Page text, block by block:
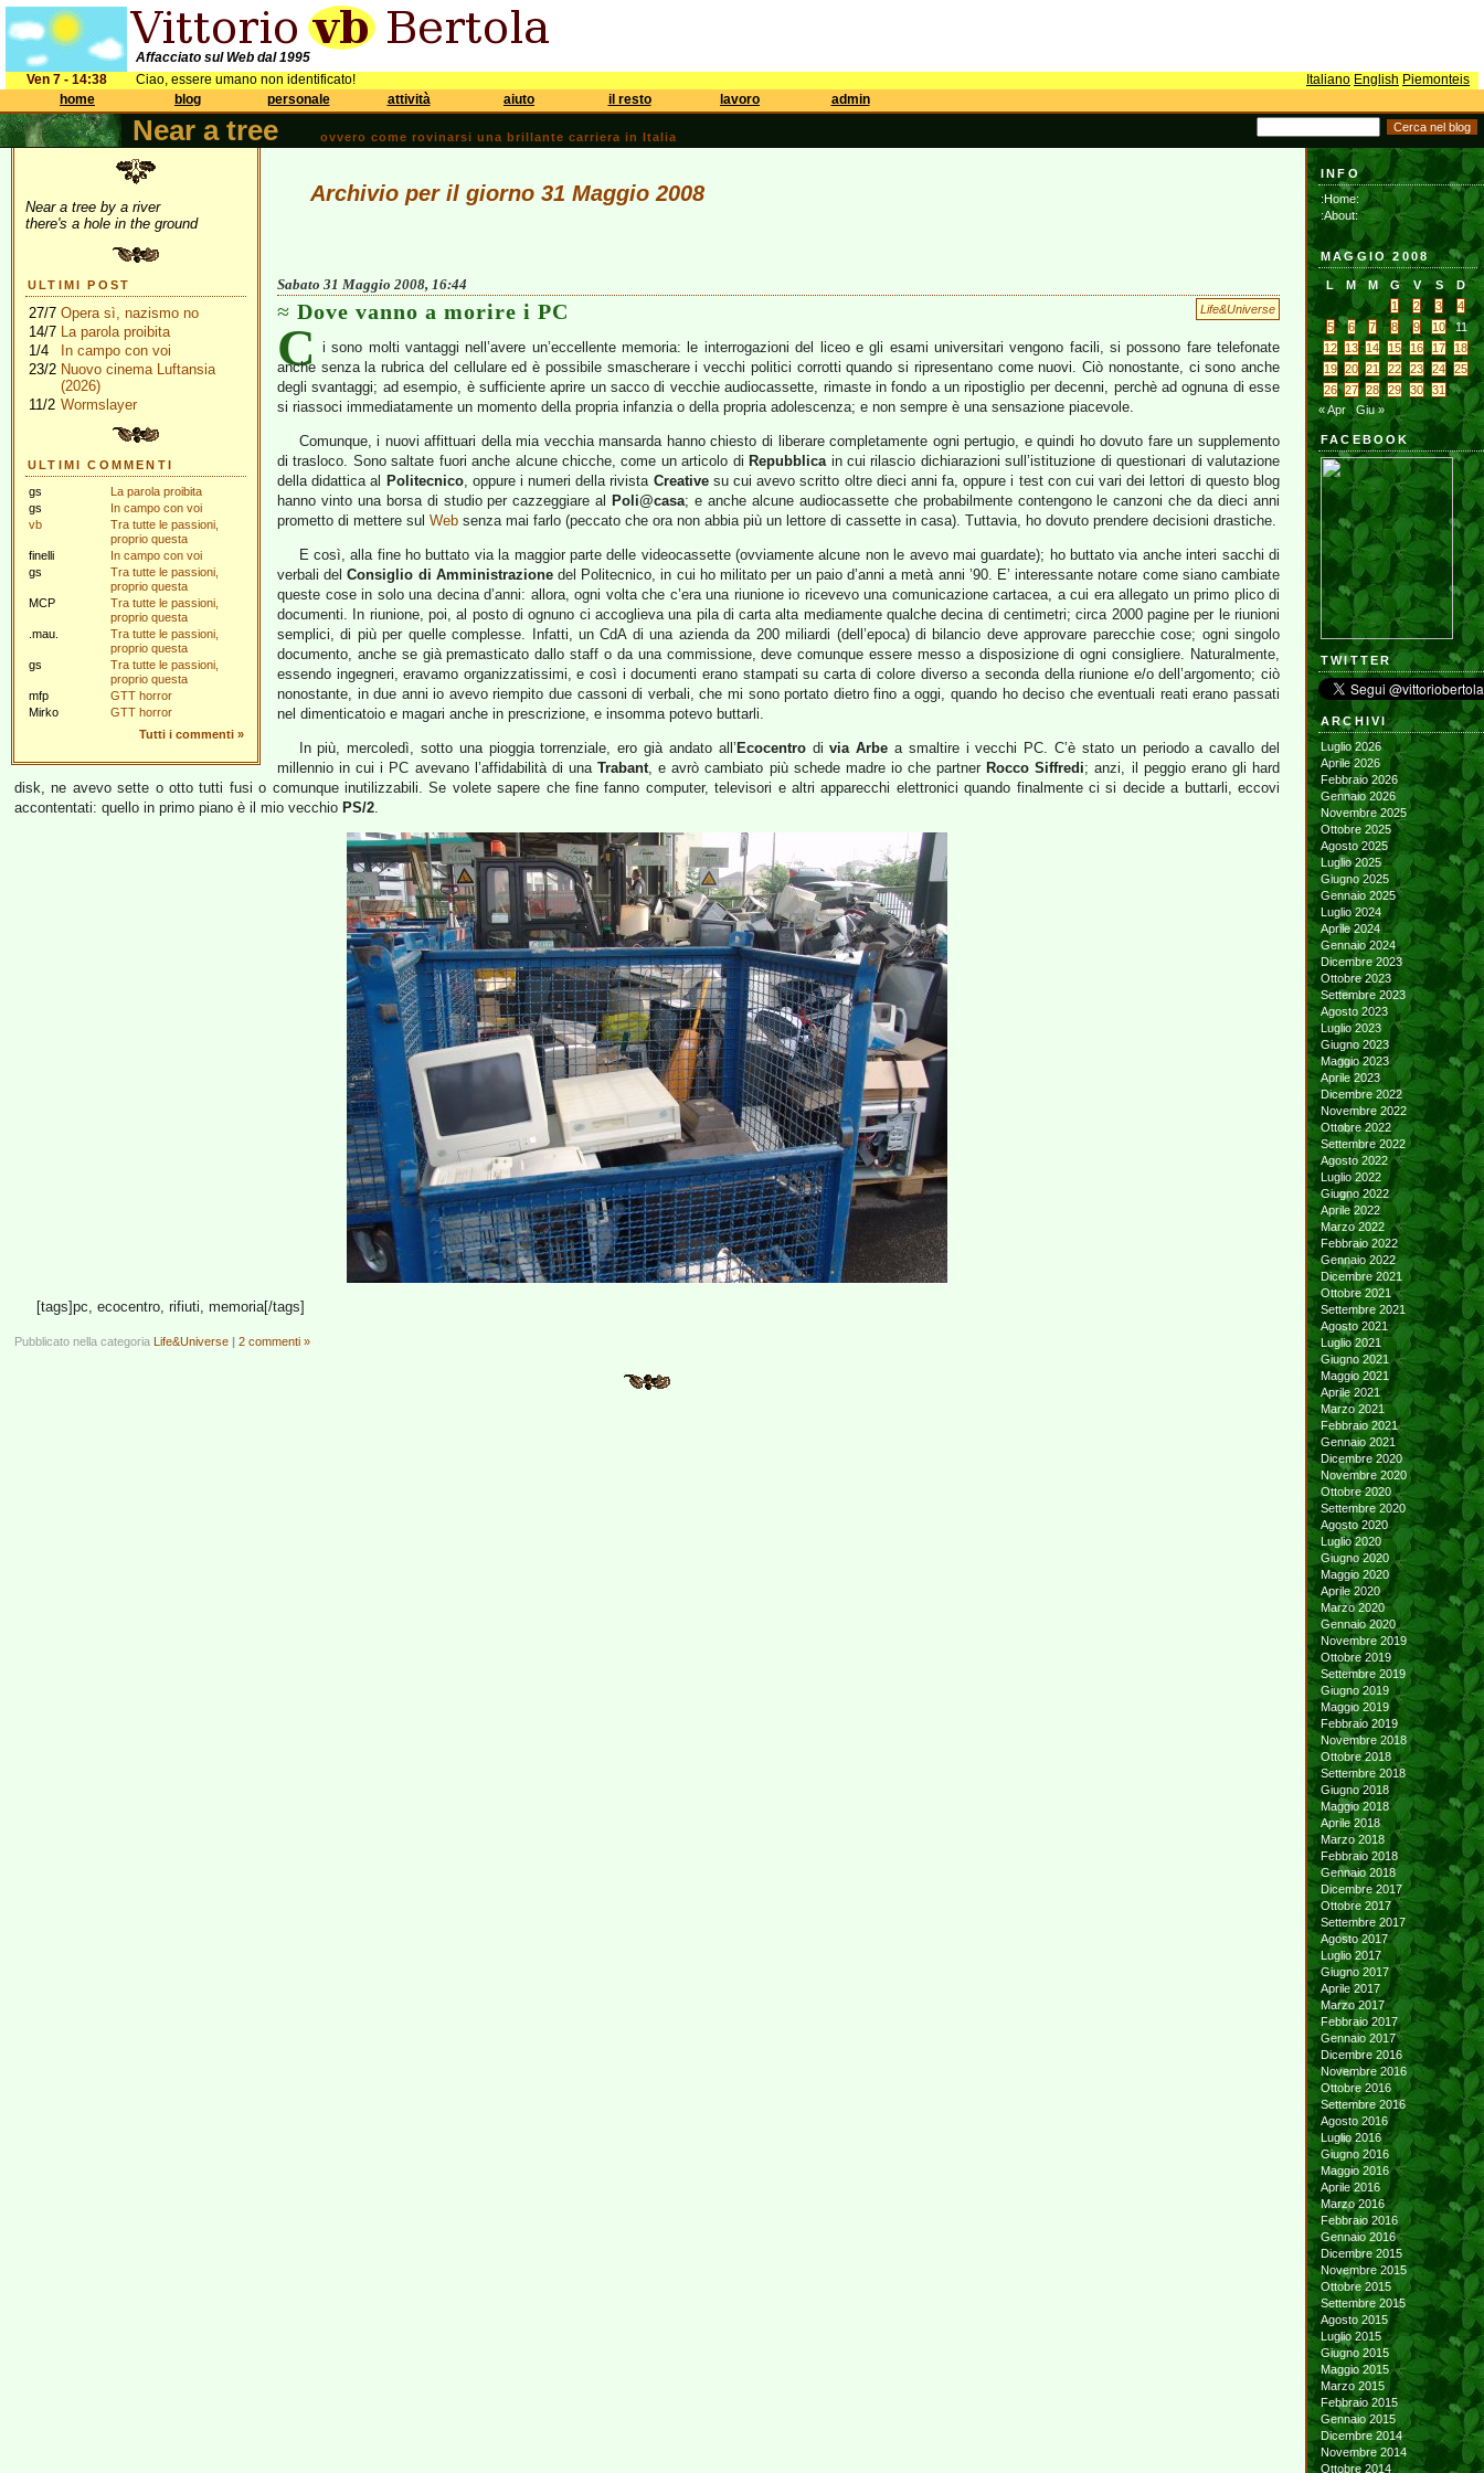
Affacciato sul Web dal 1995
Ven 7 - 14:38
Ciao, essere umano non identificato! Italiano English Piemonteis
home
blog personale attività aiuto il resto lavoro admin
Near a tree ovvero come rovinarsi una brillante carriera in Italia
Near a tree by a river
there's a hole in the ground
ULTIMI POST
27/7 Opera sì, nazismo no
14/7 La parola proibita
1/4
In campo con voi
23/2 Nuovo cinema Luftansia
(2026)
11/2 Wormslayer
ULTIMI COMMENTI
gs
La parola proibita
gs
In campo con voi
vb
Tra tutte le passioni,
proprio questa
finelli
In campo con voi
gs
Tra tutte le passioni,
proprio questa
MCP
Tra tutte le passioni,
proprio questa
.mau.
Tra tutte le passioni,
proprio questa
gs
Tra tutte le passioni,
proprio questa
mfp
GTT horror
Mirko
GTT horror
Tutti i commenti »
Archivio per il giorno 31 Maggio 2008
Sabato 31 Maggio 2008, 16:44
Life&Universe
Dove vanno a morire i PC
C
i sono molti vantaggi nell’avere un’eccellente memoria: le interrogazioni del liceo e gli esami universitari vengono facili, si possono fare telefonate
anche senza la rubrica del cellulare ed è possibile smascherare i vecchi politici corrotti quando si ripresentano come nuovi. Ciò nonostante, ci sono anche
degli svantaggi; ad esempio, è sufficiente aprire un sacco di vecchie audiocassette, rimaste in fondo a un ripostiglio per decenni, perchè ad ognuna di esse
si riassoci immediatamente un momento della propria infanzia o della propria adolescenza; e non sempre è una sensazione piacevole.
Comunque, i nuovi affittuari della mia vecchia mansarda hanno chiesto di liberare completamente ogni pertugio, e quindi ho dovuto fare un supplemento
di trasloco. Sono saltate fuori anche alcune chicche, come un articolo di Repubblicain cui rilascio dichiarazioni sull’istituzione di questionari di valutazione
della didattica al Politecnico, oppure i numeri della rivista Creativesu cui avevo scritto oltre dieci anni fa, oppure i test con cui vari dei lettori di questo blog
hanno vinto una borsa di studio per cazzeggiare al Poli@casa; e anche alcune audiocassette che probabilmente contengono le canzoni che da dieci anni
prometto di mettere sul Web senza mai farlo (peccato che ora non abbia più un lettore di cassette in casa). Tuttavia, ho dovuto prendere decisioni drastiche.
E così, alla fine ho buttato via la maggior parte delle videocassette (ovviamente alcune non le avevo mai guardate); ho buttato via anche interi sacchi di
verbali delConsiglio di Amministrazionedel Politecnico, in cui ho militato per un paio d’anni a metà anni ’90. E’ interessante notare come siano cambiate
queste cose in solo una decina d’anni: allora, ogni volta che c’era una riunione io ricevevo una comunicazione cartacea, a cui era allegato un primo plico di
documenti. In riunione, poi, al posto di ognuno ci accoglieva una pila di carta alta mediamente qualche decina di centimetri; circa 2000 pagine per le riunioni
semplici, di più per quelle complesse. Infatti, un CdA di una azienda da 200 miliardi (dell’epoca) di bilancio deve approvare parecchie cose; ogni singolo
documento, anche se già premasticato dallo staff o da una commissione, deve comunque essere messo a disposizione di ogni consigliere. Naturalmente,
essendo ingegneri, eravamo organizzatissimi, e così i documenti erano stampati su carta di colore diverso a seconda della riunione e/o dell’argomento; ciò
nonostante, in due anni io avevo riempito due cassoni di verbali, che mi sono portato dietro fino a oggi, quando ho deciso che eventuali reati erano passati
nel dimenticatoio e magari anche in prescrizione, e insomma potevo buttarli.
In più, mercoledì, sotto una pioggia torrenziale, ero già andato all’ Ecocentrodivia Arbe a smaltire i vecchi PC. C’è stato un periodo a cavallo del
millennio in cui i PC avevano l’affidabilità di unaTrabant, e avrò cambiato più schede madre io che partner Rocco Siffredi; anzi, il peggio erano gli hard
disk, ne avevo sette o otto tutti fusi o comunque inutilizzabili. Se volete sapere che fine fanno computer, televisori e altri apparecchi elettronici quando finalmente ci si decide a buttarli, eccovi
accontentati: quello in primo piano è il mio vecchio PS/2.
[tags]pc, ecocentro, rifiuti, memoria[/tags]
Pubblicato nella categoria Life&Universe | 2 commenti »
INFO
:Home:
:About:
MAGGIO 2008
L M M G V S
D
1
2 3
4
5
6 7 8 9 10
11
12
13 14 15 16 17
18
19
20 21 22 23 24
25
26
27 28 29 30
31
« Apr
Giu »
FACEBOOK
TWITTER
ARCHIVI
Luglio 2026
Aprile 2026
Febbraio 2026
Gennaio 2026
Novembre 2025
Ottobre 2025
Agosto 2025
Luglio 2025
Giugno 2025
Gennaio 2025
Luglio 2024
Aprile 2024
Gennaio 2024
Dicembre 2023
Ottobre 2023
Settembre 2023
Agosto 2023
Luglio 2023
Giugno 2023
Maggio 2023
Aprile 2023
Dicembre 2022
Novembre 2022
Ottobre 2022
Settembre 2022
Agosto 2022
Luglio 2022
Giugno 2022
Aprile 2022
Marzo 2022
Febbraio 2022
Gennaio 2022
Dicembre 2021
Ottobre 2021
Settembre 2021
Agosto 2021
Luglio 2021
Giugno 2021
Maggio 2021
Aprile 2021
Marzo 2021
Febbraio 2021
Gennaio 2021
Dicembre 2020
Novembre 2020
Ottobre 2020
Settembre 2020
Agosto 2020
Luglio 2020
Giugno 2020
Maggio 2020
Aprile 2020
Marzo 2020
Gennaio 2020
Novembre 2019
Ottobre 2019
Settembre 2019
Giugno 2019
Maggio 2019
Febbraio 2019
Novembre 2018
Ottobre 2018
Settembre 2018
Giugno 2018
Maggio 2018
Aprile 2018
Marzo 2018
Febbraio 2018
Gennaio 2018
Dicembre 2017
Ottobre 2017
Settembre 2017
Agosto 2017
Luglio 2017
Giugno 2017
Aprile 2017
Marzo 2017
Febbraio 2017
Gennaio 2017
Dicembre 2016
Novembre 2016
Ottobre 2016
Settembre 2016
Agosto 2016
Luglio 2016
Giugno 2016
Maggio 2016
Aprile 2016
Marzo 2016
Febbraio 2016
Gennaio 2016
Dicembre 2015
Novembre 2015
Ottobre 2015
Settembre 2015
Agosto 2015
Luglio 2015
Giugno 2015
Maggio 2015
Marzo 2015
Febbraio 2015
Gennaio 2015
Dicembre 2014
Novembre 2014
Ottobre 2014